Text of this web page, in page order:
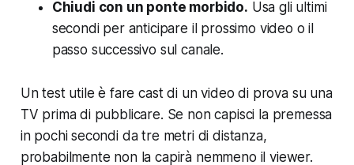
Chiudi con un ponte morbido. Usa gli ultimi
secondi per anticipare il prossimo video o il
passo successivo sul canale.
Un test utile è fare cast di un video di prova su una
TV prima di pubblicare. Se non capisci la premessa
in pochi secondi da tre metri di distanza,
probabilmente non la capirà nemmeno il viewer.